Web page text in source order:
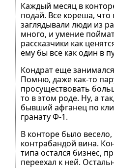
Каждый месяц в
подай. Все кореша, что
заглядывали люди из
много, и умение
рассказчики как
ему бы все как один в
Кондрат еще
Помню, даже как-то
просуществовать
то в этом роде. Ну, а
бывший афганец по
гранату Ф-1.
В конторе было
контрабандой вина.
типа остался бизнес,
переехал к ней.